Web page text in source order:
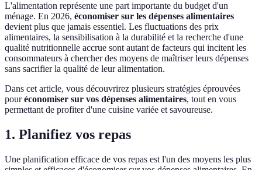
L'alimentation représente une part importante du budget d'un
ménage. En 2026, économiser sur les dépenses alimentaires
devient plus que jamais essentiel. Les fluctuations des prix
alimentaires, la sensibilisation à la durabilité et la recherche d'une
qualité nutritionnelle accrue sont autant de facteurs qui incitent les
consommateurs à chercher des moyens de maîtriser leurs dépenses
sans sacrifier la qualité de leur alimentation.
Dans cet article, vous découvrirez plusieurs stratégies éprouvées
pouréconomiser sur vos dépenses alimentaires, tout en vous
permettant de profiter d'une cuisine variée et savoureuse.
1. Planifiez vos repas
Une planification efficace de vos repas est l'un des moyens les plus